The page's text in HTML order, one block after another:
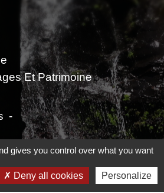
Et Patrimoine
-
- Accessibilité -
des cookies
gives you control over what you want
Deny all cookies Personalize